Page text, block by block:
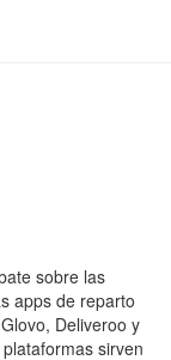
sobre las
apps de reparto
Deliveroo y
sirven